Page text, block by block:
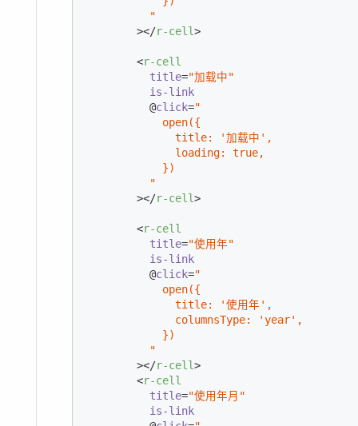
          "
        >
</r-cell>
<r-cell
title="加载中"
is-link
          @
click="
            open({
              title: '加载中',
              loading: true,
            })
          "
        >
</r-cell>
<r-cell
title="使用年"
is-link
          @
click="
            open({
              title: '使用年',
              columnsType: 'year',
            })
          "
        >
</r-cell>
<r-cell
title="使用年月"
is-link